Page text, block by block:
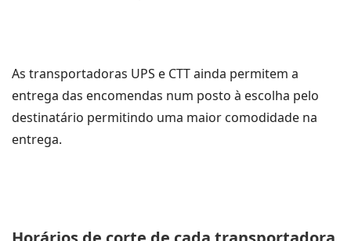
As transportadoras UPS e CTT ainda permitem a
entrega das encomendas num posto à escolha pelo
destinatário permitindo uma maior comodidade na
entrega.